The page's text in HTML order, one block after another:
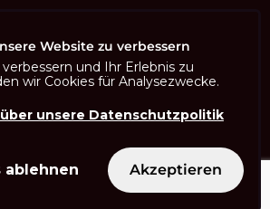
Website zu verbessern
und Ihr Erlebnis zu
wir Cookies für Analysezwecke.
über unsere Datenschutzpolitik
ablehnen Akzeptieren